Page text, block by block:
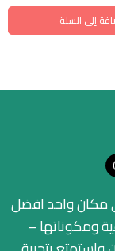
إلى السلة
مكان واحد افضل
ومكوناتها –